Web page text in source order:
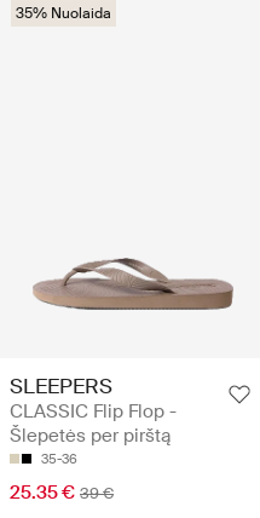
35% Nuolaida
SLEEPERS
CLASSIC Flip Flop -
Šlepetės per pirštą
35-36
25.35 € 39 €